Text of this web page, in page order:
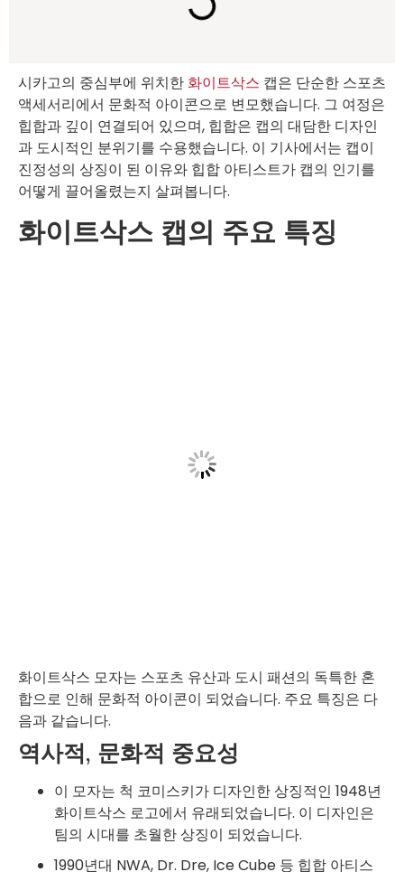
시카고의 중심부에 위치한 화이트삭스 캡은 단순한 스포츠
액세서리에서 문화적 아이콘으로 변모했습니다. 그 여정은
힙합과 깊이 연결되어 있으며, 힙합은 캡의 대담한 디자인
과 도시적인 분위기를 수용했습니다. 이 기사에서는 캡이
진정성의 상징이 된 이유와 힙합 아티스트가 캡의 인기를
어떻게 끌어올렸는지 살펴봅니다.
화이트삭스 캡의 주요 특징
화이트삭스 모자는 스포츠 유산과 도시 패션의 독특한 혼
합으로 인해 문화적 아이콘이 되었습니다. 주요 특징은 다
음과 같습니다.
역사적, 문화적 중요성
이 모자는 척 코미스키가 디자인한 상징적인 1948년
화이트삭스 로고에서 유래되었습니다. 이 디자인은
팀의 시대를 초월한 상징이 되었습니다.
1990년대 NWA, Dr. Dre, Ice Cube 등 힙합 아티스